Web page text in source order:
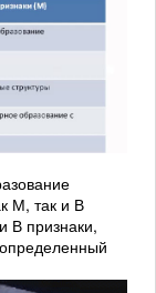
М, так и В
В признаки,